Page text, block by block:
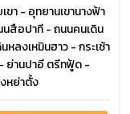
ขา - อุทยานเขานางฟ้า
สือปาที - ถนนคนเดิน
ลงเหมินฮาว - กระเช้า
ย่านปาอี ตรีทฟู้ด -
หย่าตั้ง